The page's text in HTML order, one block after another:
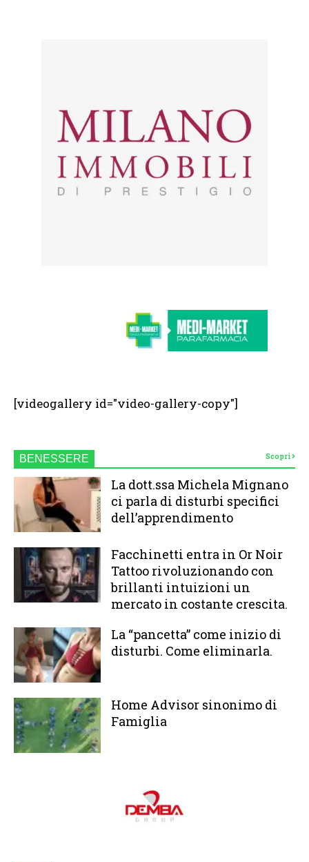
[videogallery id="video-gallery-copy"]
BENESSERE Scopri
La dott.ssa Michela Mignano
ci parla di disturbi specifici
dell’apprendimento
Facchinetti entra in Or Noir
Tattoo rivoluzionando con
brillanti intuizioni un
mercato in costante crescita.
La “pancetta” come inizio di
disturbi. Come eliminarla.
Home Advisor sinonimo di
Famiglia